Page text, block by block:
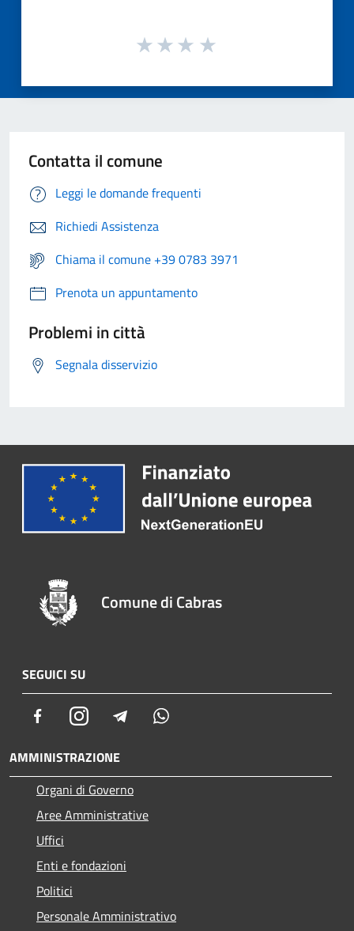
Contatta il comune
Leggi le domande frequenti
Richiedi Assistenza
Chiama il comune +39 0783 3971
Prenota un appuntamento
Problemi in città
Segnala disservizio
Comune di Cabras
SEGUICI SU
FacebookInstagram Telegram
AMMINISTRAZIONE
Organi di Governo
Aree Amministrative
Uffici
Enti e fondazioni
Politici
Personale Amministrativo